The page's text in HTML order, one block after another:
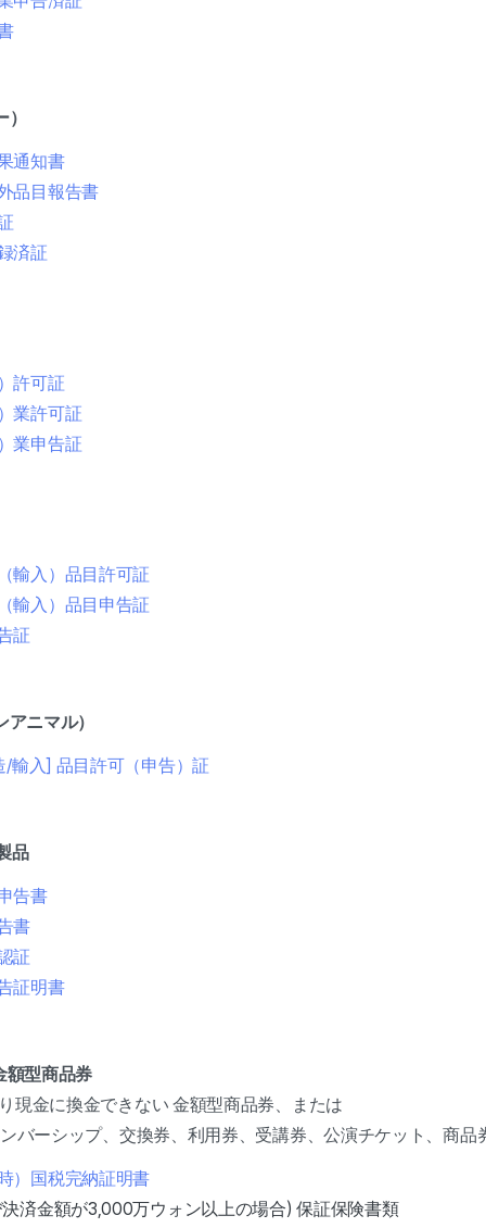
通知書
品目報告書
済証
許可証
業許可証
業申告証
輸入）品目許可証
輸入）品目申告証
証
ニマル）
輸入] 品目許可（申告）証
品
告書
書
証
証明書
額型商品券
現金に換金できない 金額型商品券、または
バーシップ、交換券、利用券、受講券、公演チケット、商品
）国税完納証明書
済金額が3,000万ウォン以上の場合) 保証保険書類